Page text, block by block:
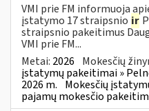
VMI prie FM informuoja
įstatymo 17 straipsnio ir
straipsnio pakeitimus
VMI prie FM...
Metai: 2026 Mokesčių
įstatymų pakeitimai »
2026 m. Mokesčių
pajamų mokesčio